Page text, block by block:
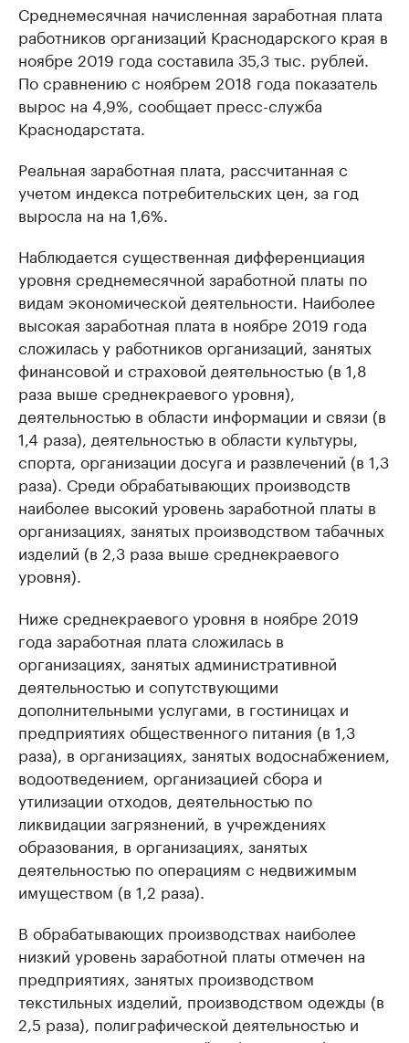
Среднемесячная начисленная заработная плата
работников организаций Краснодарского края в
ноябре 2019 года составила 35,3 тыс. рублей.
По сравнению с ноябрем 2018 года показатель
вырос на 4,9%, сообщает пресс-служба
Краснодарстата.
Реальная заработная плата, рассчитанная с
учетом индекса потребительских цен, за год
выросла на на 1,6%.
Наблюдается существенная дифференциация
уровня среднемесячной заработной платы по
видам экономической деятельности. Наиболее
высокая заработная плата в ноябре 2019 года
сложилась у работников организаций, занятых
финансовой и страховой деятельностью (в 1,8
раза выше среднекраевого уровня),
деятельностью в области информации и связи (в
1,4 раза), деятельностью в области культуры,
спорта, организации досуга и развлечений (в 1,3
раза). Среди обрабатывающих производств
наиболее высокий уровень заработной платы в
организациях, занятых производством табачных
изделий (в 2,3 раза выше среднекраевого
уровня).
Ниже среднекраевого уровня в ноябре 2019
года заработная плата сложилась в
организациях, занятых административной
деятельностью и сопутствующими
дополнительными услугами, в гостиницах и
предприятиях общественного питания (в 1,3
раза), в организациях, занятых водоснабжением,
водоотведением, организацией сбора и
утилизации отходов, деятельностью по
ликвидации загрязнений, в учреждениях
образования, в организациях, занятых
деятельностью по операциям с недвижимым
имуществом (в 1,2 раза).
В обрабатывающих производствах наиболее
низкий уровень заработной платы отмечен на
предприятиях, занятых производством
текстильных изделий, производством одежды (в
2,5 раза), полиграфической деятельностью и